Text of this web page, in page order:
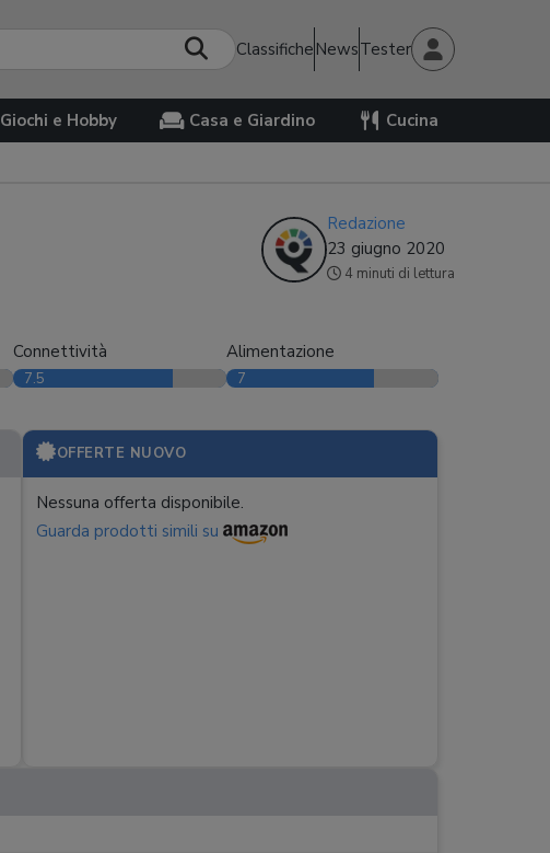
Classifiche NewsTester
Giochi e Hobby Casa e Giardino Cucina
Redazione
23 giugno 2020
4 minuti di lettura
Connettività
7.5
Alimentazione
7
OFFERTE NUOVO
Nessuna offerta disponibile.
Guarda prodotti simili su